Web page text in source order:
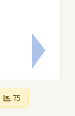
學年度【理化科
下一筆：
75